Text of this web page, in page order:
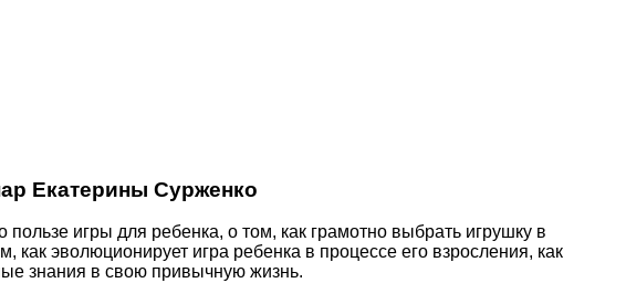
Екатерины Сурженко
пользе игры для ребенка, о том, как грамотно выбрать игрушку в
как эволюционирует игра ребенка в процессе его взросления, как
знания в свою привычную жизнь.